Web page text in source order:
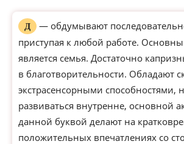
Д
— обдумывают
приступая к любой работе.
является семья. Достаточно
в благотворительности. Обладают
экстрасенсорными способностями,
развиваться внутренне, основной
данной буквой делают на
положительных впечатлениях со